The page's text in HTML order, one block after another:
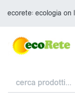
ecorete: ecologia on